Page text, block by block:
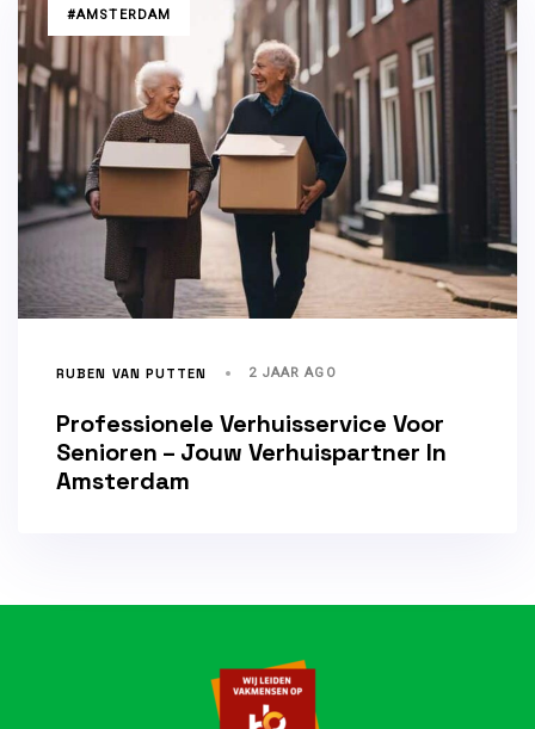
TAGS#AMSTERDAM
RUBEN VAN PUTTEN 2 JAAR AGO
Professionele Verhuisservice Voor
Senioren – Jouw Verhuispartner In
Amsterdam